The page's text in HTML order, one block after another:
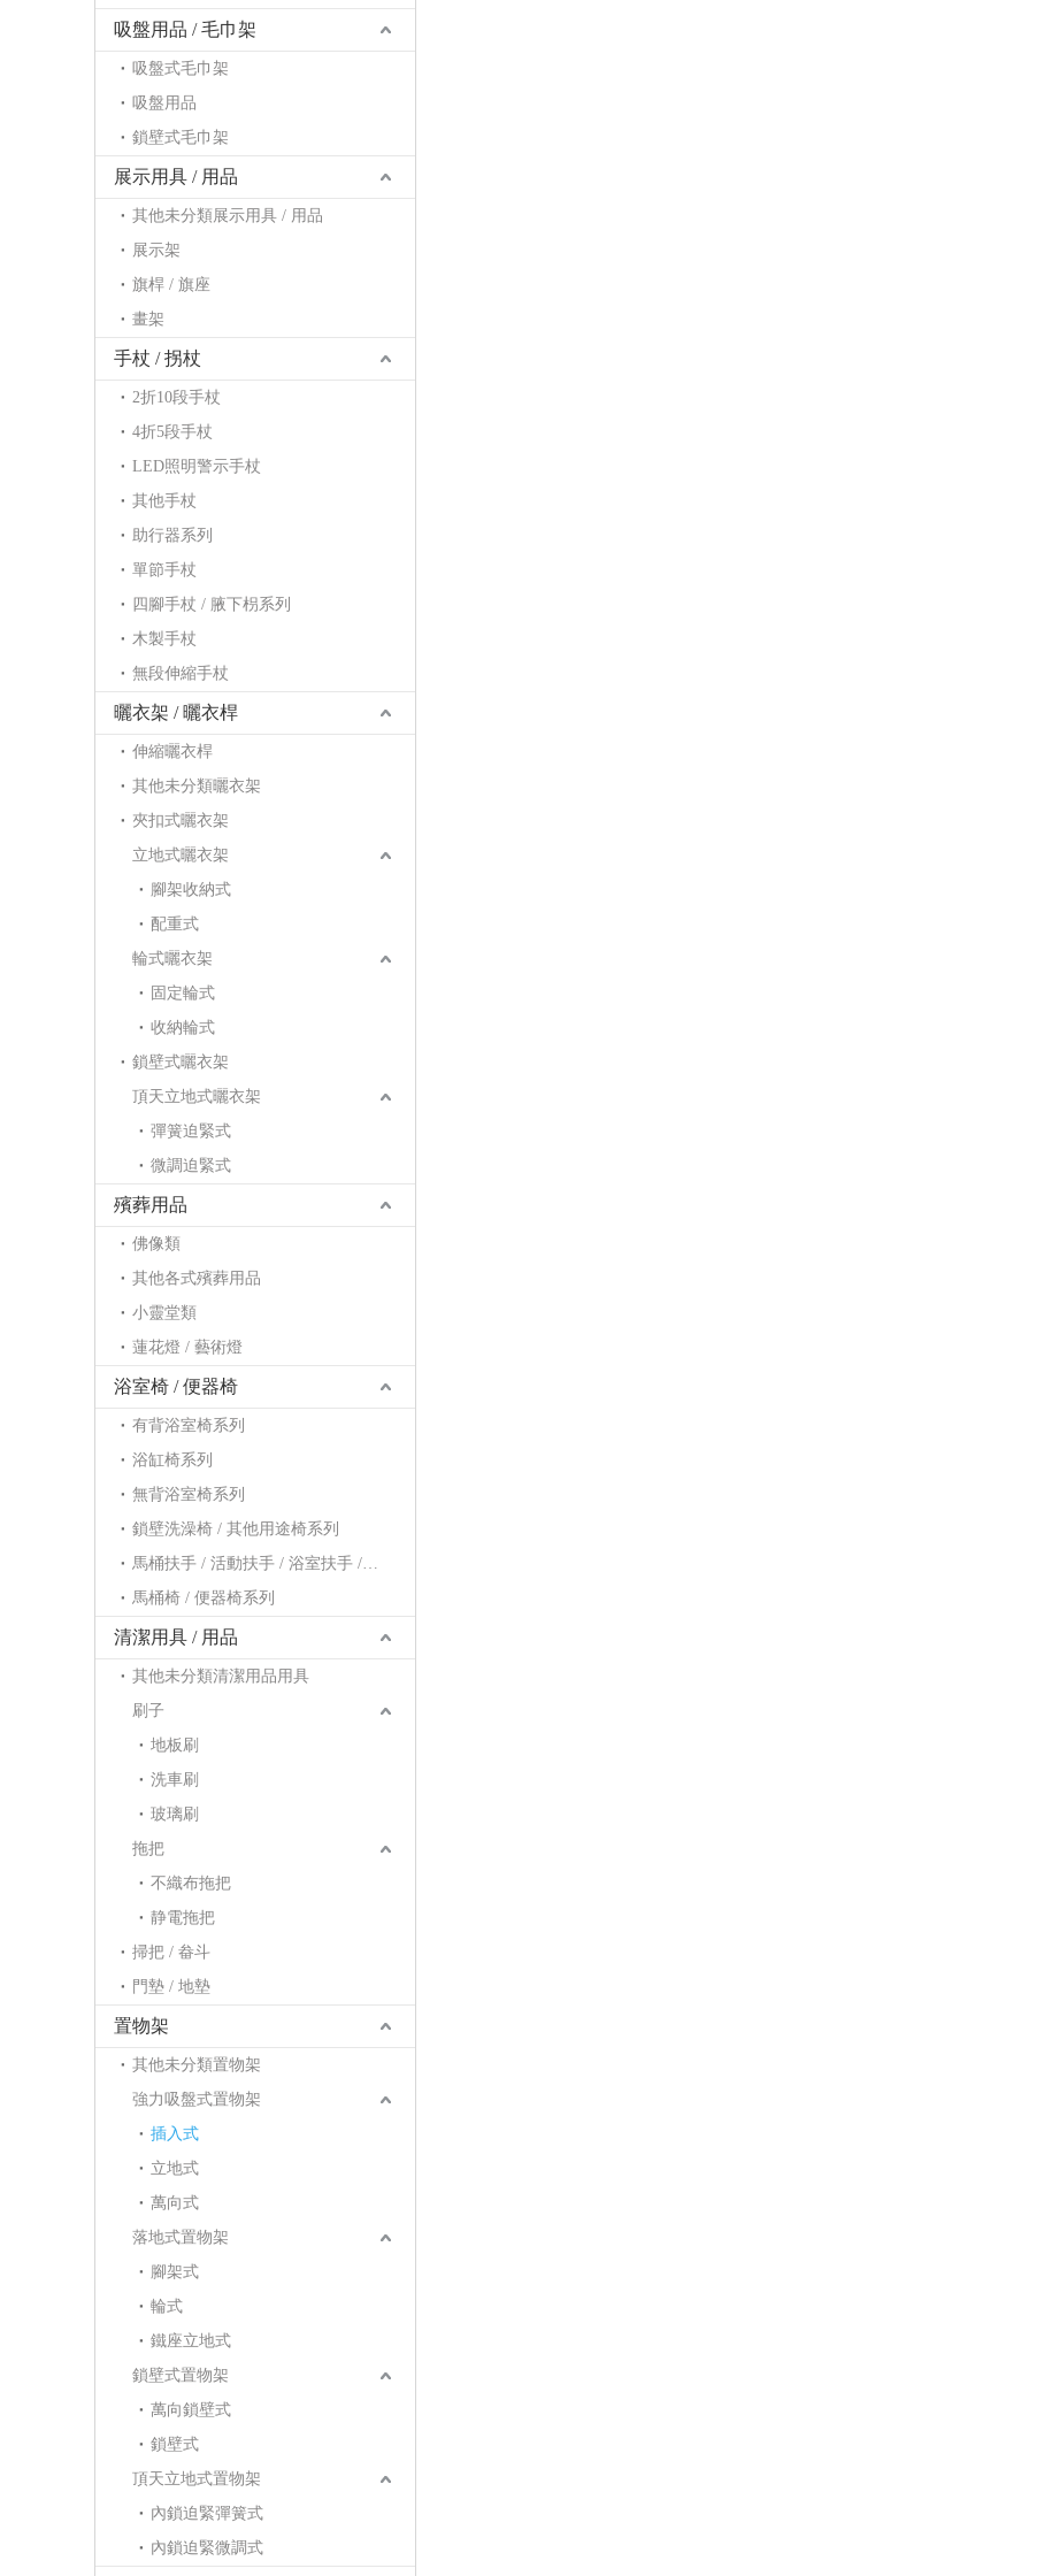
吸盤用品 / 毛巾架
吸盤式毛巾架
吸盤用品
鎖壁式毛巾架
展示用具 / 用品
其他未分類展示用具 / 用品
展示架
旗桿 / 旗座
畫架
手杖 / 拐杖
2折10段手杖
4折5段手杖
LED照明警示手杖
其他手杖
助行器系列
單節手杖
四腳手杖 / 腋下枴系列
木製手杖
無段伸縮手杖
曬衣架 / 曬衣桿
伸縮曬衣桿
其他未分類曬衣架
夾扣式曬衣架
立地式曬衣架
腳架收納式
配重式
輪式曬衣架
固定輪式
收納輪式
鎖壁式曬衣架
頂天立地式曬衣架
彈簧迫緊式
微調迫緊式
殯葬用品
佛像類
其他各式殯葬用品
小靈堂類
蓮花燈 / 藝術燈
浴室椅 / 便器椅
有背浴室椅系列
浴缸椅系列
無背浴室椅系列
鎖壁洗澡椅 / 其他用途椅系列
馬桶扶手 / 活動扶手 / 浴室扶手 / 浴缸扶手系列
馬桶椅 / 便器椅系列
清潔用具 / 用品
其他未分類清潔用品用具
刷子
地板刷
洗車刷
玻璃刷
拖把
不織布拖把
静電拖把
掃把 / 畚斗
門墊 / 地墊
置物架
其他未分類置物架
強力吸盤式置物架
插入式
立地式
萬向式
落地式置物架
腳架式
輪式
鐵座立地式
鎖壁式置物架
萬向鎖壁式
鎖壁式
頂天立地式置物架
內鎖迫緊彈簧式
內鎖迫緊微調式